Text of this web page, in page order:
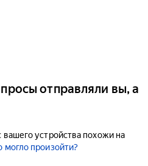
отправляли вы, а
устройства похожи на
могло произойти?